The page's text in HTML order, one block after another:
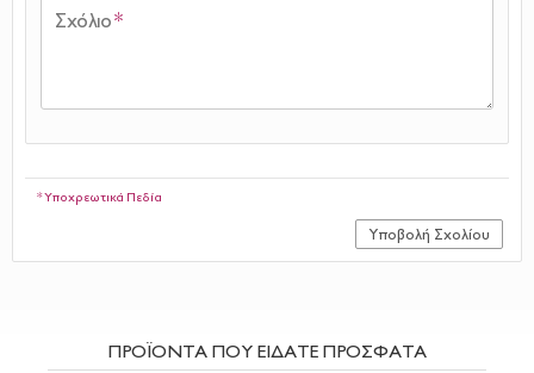
Σχόλιο*
* Υποχρεωτικά Πεδία
Υποβολή Σχολίου
ΠΡΟΪΟΝΤΑ ΠΟΥ ΕΙΔΑΤΕ ΠΡΟΣΦΑΤΑ